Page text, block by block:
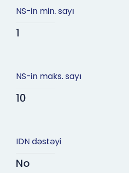
NS-in min. sayı
1
NS-in maks. sayı
10
IDN dəstəyi
No